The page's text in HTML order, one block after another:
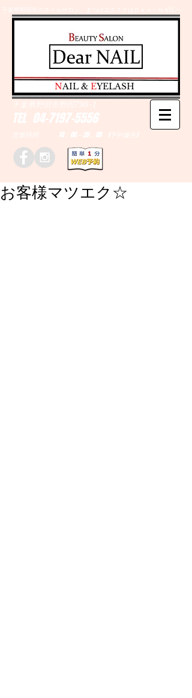
千葉県野田市のネイルサロン、まつげエクステはＤｅａｒＮAILへ
TEL 04-7197-5556
営業時間 10：00～20：00 (予約優先)
千葉県野田市野田790-1
​NAIL & EYELASH
お客様マツエク☆